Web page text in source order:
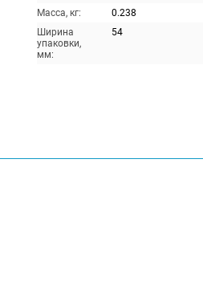
Масса, кг:
0.238
Ширина
упаковки,
мм:
54